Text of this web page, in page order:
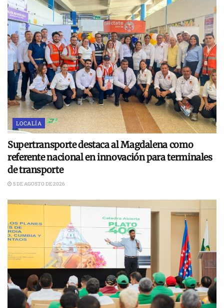
LOCALÍA
Supertransporte destaca al Magdalena como
referente nacional en innovación para terminales
de transporte
5 DE AGOSTO DE 2026